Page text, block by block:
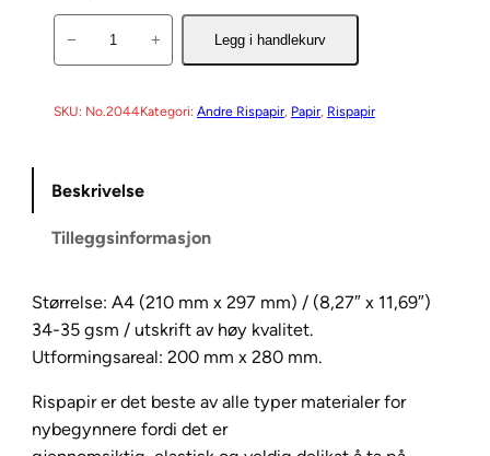
t
i
R
s
p
a
i
r
− + Legg i handlekurv
SKU: No.2044Kategori: Andre Rispapir, Papir, Rispapir
Beskrivelse
Tilleggsinformasjon
Størrelse: A4 (210 mm x 297 mm) / (8,27″ x 11,69″)
34-35 gsm / utskrift av høy kvalitet.
Utformingsareal: 200 mm x 280 mm.
Rispapir er det beste av alle typer materialer for
nybegynnere fordi det er